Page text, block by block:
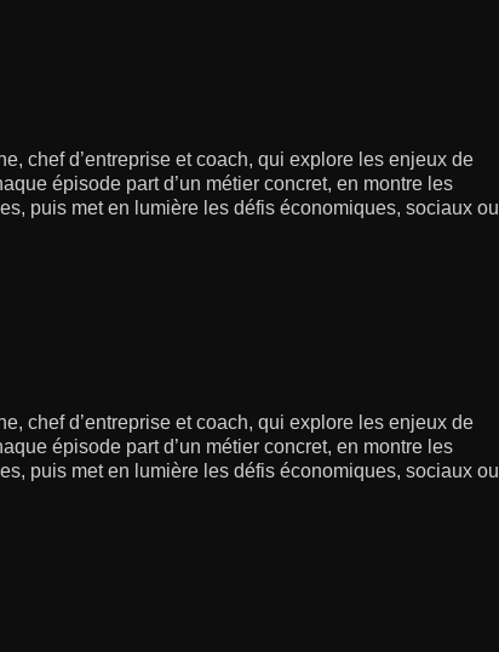
chef d’entreprise et coach, qui explore les enjeux de
épisode part d’un métier concret, en montre les
puis met en lumière les défis économiques, sociaux ou
chef d’entreprise et coach, qui explore les enjeux de
épisode part d’un métier concret, en montre les
puis met en lumière les défis économiques, sociaux ou